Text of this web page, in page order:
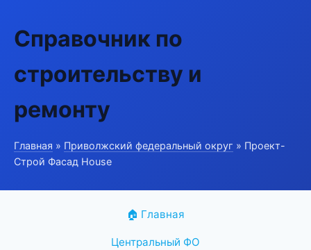
Справочник по
строительству и
ремонту
Главная » Приволжский федеральный округ » Проект-
Строй Фасад House
🏠 Главная
Центральный ФО